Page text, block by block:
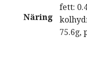
Näring
fett:
75.6g,